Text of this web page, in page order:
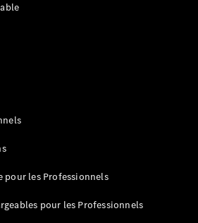
Électrique
pour les Professionnels
pour les Professionnels